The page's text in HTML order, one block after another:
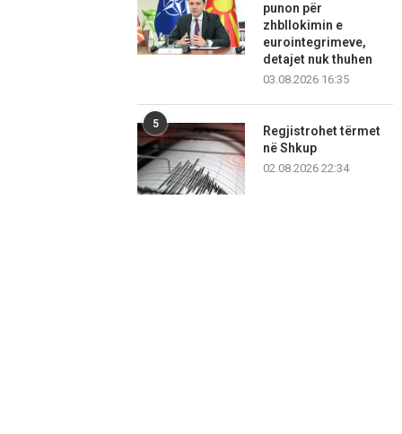
punon për
zhbllokimin e
eurointegrimeve,
detajet nuk thuhen
03.08.2026 16:35
5
Regjistrohet tërmet
në Shkup
02.08.2026 22:34